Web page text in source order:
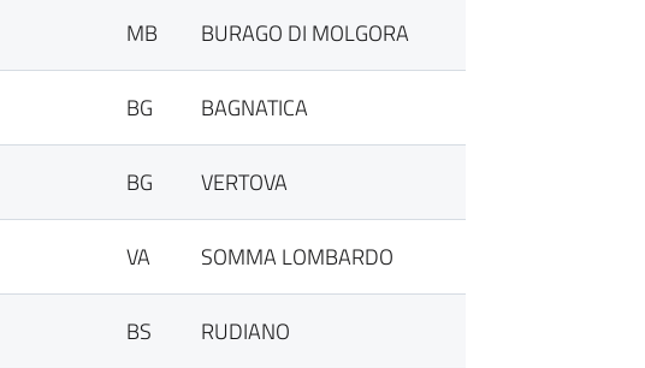
MB BURAGO DI MOLGORA
BG BAGNATICA
BG VERTOVA
VA SOMMA LOMBARDO
BS RUDIANO